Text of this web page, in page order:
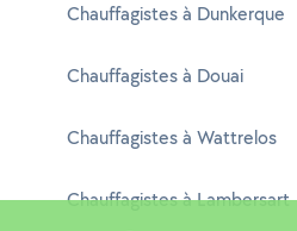
Chauffagistes à Dunkerque
Chauffagistes à Douai
Chauffagistes à Wattrelos
Chauffagistes à Lambersart